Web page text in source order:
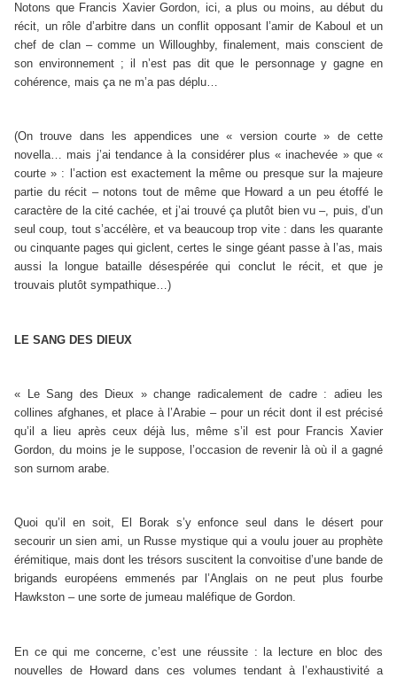
Notons que Francis Xavier Gordon, ici, a plus ou moins, au début du
récit, un rôle d’arbitre dans un conflit opposant l’amir de Kaboul et un
chef de clan – comme un Willoughby, finalement, mais conscient de
son environnement ; il n’est pas dit que le personnage y gagne en
cohérence, mais ça ne m’a pas déplu…
(On trouve dans les appendices une « version courte » de cette
novella… mais j’ai tendance à la considérer plus « inachevée » que «
courte » : l’action est exactement la même ou presque sur la majeure
partie du récit – notons tout de même que Howard a un peu étoffé le
caractère de la cité cachée, et j’ai trouvé ça plutôt bien vu –, puis, d’un
seul coup, tout s’accélère, et va beaucoup trop vite : dans les quarante
ou cinquante pages qui giclent, certes le singe géant passe à l’as, mais
aussi la longue bataille désespérée qui conclut le récit, et que je
trouvais plutôt sympathique…)
LE SANG DES DIEUX
« Le Sang des Dieux » change radicalement de cadre : adieu les
collines afghanes, et place à l’Arabie – pour un récit dont il est précisé
qu’il a lieu après ceux déjà lus, même s’il est pour Francis Xavier
Gordon, du moins je le suppose, l’occasion de revenir là où il a gagné
son surnom arabe.
Quoi qu’il en soit, El Borak s’y enfonce seul dans le désert pour
secourir un sien ami, un Russe mystique qui a voulu jouer au prophète
érémitique, mais dont les trésors suscitent la convoitise d’une bande de
brigands européens emmenés par l’Anglais on ne peut plus fourbe
Hawkston – une sorte de jumeau maléfique de Gordon.
En ce qui me concerne, c’est une réussite : la lecture en bloc des
nouvelles de Howard dans ces volumes tendant à l’exhaustivité a